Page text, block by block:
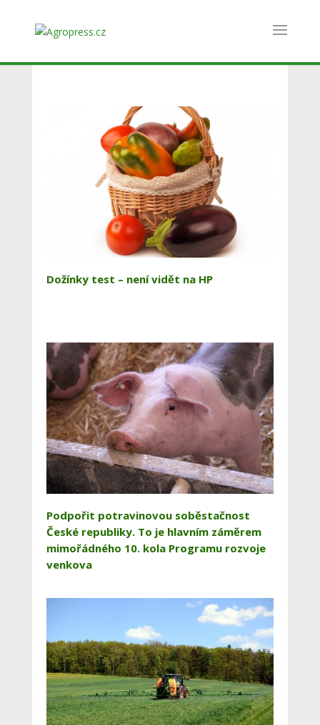
Dožínky test – není vidět na HP
Podpořit potravinovou soběstačnost
České republiky. To je hlavním záměrem
mimořádného 10. kola Programu rozvoje
venkova